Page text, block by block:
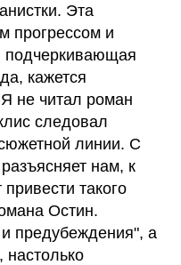
Эта
прогрессом и
подчеркивающая
кажется
не читал роман
следовал
линии. С
нам, к
такого
Остин.
предубеждения", а
настолько